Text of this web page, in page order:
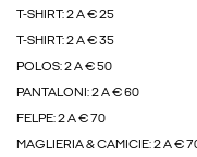
T-SHIRT: 2 A € 25
T-SHIRT: 2 A € 35
POLOS: 2 A € 50
PANTALONI: 2 A € 60
FELPE: 2 A € 70
MAGLIERIA & CAMICIE: 2 A €